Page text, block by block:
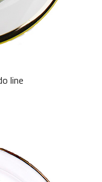
line